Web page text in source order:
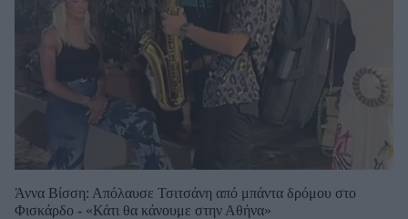
Άννα Βίσση: Απόλαυσε Τσιτσάνη από μπάντα δρόμου στο
Φισκάρδο - «Κάτι θα κάνουμε στην Αθήνα»